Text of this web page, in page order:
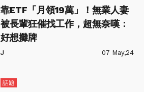
靠ETF「月領19萬」！無業人妻
被長輩狂催找工作，超無奈嘆：
好想攤牌
J 07 May,24
話題